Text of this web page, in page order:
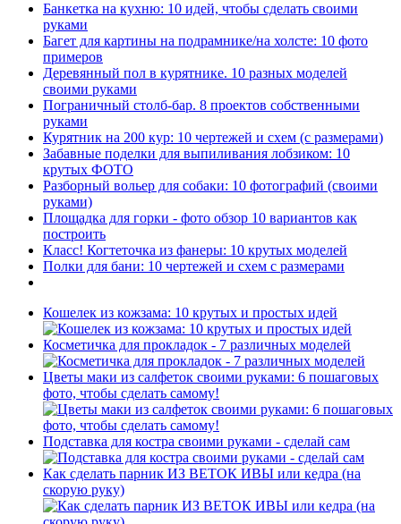
Банкетка на кухню: 10 идей, чтобы сделать своими
руками
Багет для картины на подрамнике/на холсте: 10 фото
примеров
Деревянный пол в курятнике. 10 разных моделей
своими руками
Пограничный столб-бар. 8 проектов собственными
руками
Курятник на 200 кур: 10 чертежей и схем (с размерами)
Забавные поделки для выпиливания лобзиком: 10
крутых ФОТО
Разборный вольер для собаки: 10 фотографий (своими
руками)
Площадка для горки - фото обзор 10 вариантов как
построить
Класс! Когтеточка из фанеры: 10 крутых моделей
Полки для бани: 10 чертежей и схем с размерами
Кошелек из кожзама: 10 крутых и простых идей
Косметичка для прокладок - 7 различных моделей
Цветы маки из салфеток своими руками: 6 пошаговых
фото, чтобы сделать самому!
Подставка для костра своими руками - сделай сам
Как сделать парник ИЗ ВЕТОК ИВЫ или кедра (на
скорую руку)